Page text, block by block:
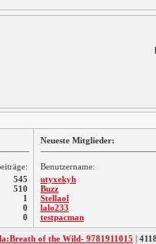
545
510
1
0
0
Neueste Mitglieder:
Benutzername:
utyxekyh
Buzz
Stellaol
lalo233
testpacman
of the Wild- 9781911015 |